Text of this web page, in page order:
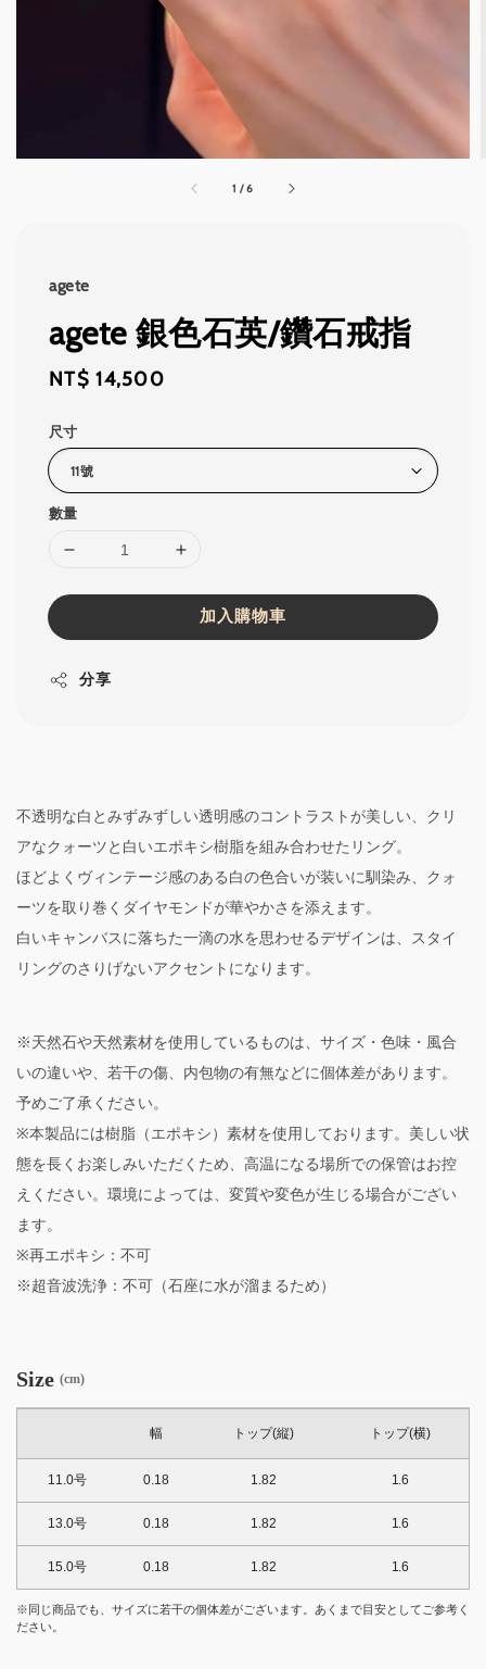
1 /6
agete
agete 銀色石英/鑽石戒指
Regular
NT$ 14,500
尺寸
數量
加入購物車
分享
不透明な白とみずみずしい透明感のコントラストが美しい、クリ
アなクォーツと白いエポキシ樹脂を組み合わせたリング。
ほどよくヴィンテージ感のある白の色合いが装いに馴染み、クォ
ーツを取り巻くダイヤモンドが華やかさを添えます。
白いキャンバスに落ちた一滴の水を思わせるデザインは、スタイ
リングのさりげないアクセントになります。
※天然石や天然素材を使用しているものは、サイズ・色味・風合
いの違いや、若干の傷、内包物の有無などに個体差があります。
予めご了承ください。
※本製品には樹脂（エポキシ）素材を使用しております。美しい状
態を長くお楽しみいただくため、高温になる場所での保管はお控
えください。環境によっては、変質や変色が生じる場合がござい
ます。
※再エポキシ：不可
※超音波洗浄：不可（石座に水が溜まるため）
Size (cm)
幅 トップ(縦) トップ(横)
11.0号 0.18 1.82 1.6
13.0号 0.18 1.82 1.6
15.0号 0.18 1.82 1.6
※同じ商品でも、サイズに若干の個体差がございます。あくまで目安としてご参考く
ださい。